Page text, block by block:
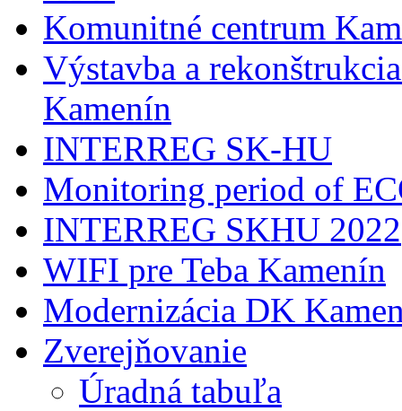
Komunitné centrum
Výstavba a
Kamenín
INTERREG SK-HU
Monitoring period of
INTERREG SKHU 2022
WIFI pre Teba Kamenín
Modernizácia DK
Zverejňovanie
Úradná tabuľa